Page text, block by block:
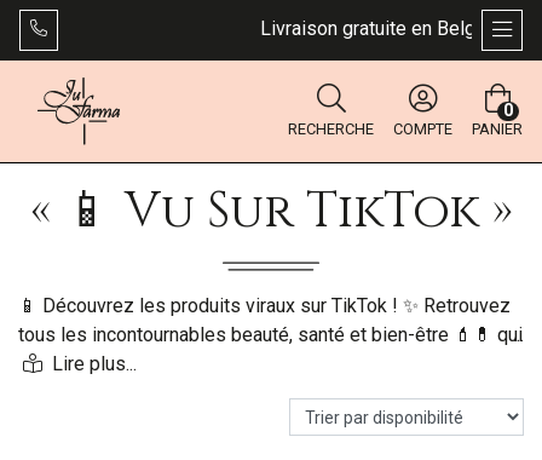
Livraison gratuite en Belgique
RECHERCHE COMPTE PANIER
0
« 📱 Vu Sur TikTok »
📱 Découvrez les produits viraux sur TikTok ! ✨ Retrouvez
tous les incontournables beauté, santé et bien-être 💄💊 qui
font le buzz sur les réseaux sociaux. 🔥 Adoptez les
tendances du moment directement depuis votre pharmacie